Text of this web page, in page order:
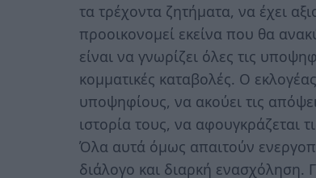
τα τρέχοντα ζητήματα, να έχει
προοικονομεί εκείνα που θα
είναι να γνωρίζει όλες τις
κομματικές καταβολές. Ο
υποψηφίους, να ακούει τις
ιστορία τους, να αφουγκράζεται
Όλα αυτά όμως απαιτούν
διάλογο και διαρκή ενασχόληση.